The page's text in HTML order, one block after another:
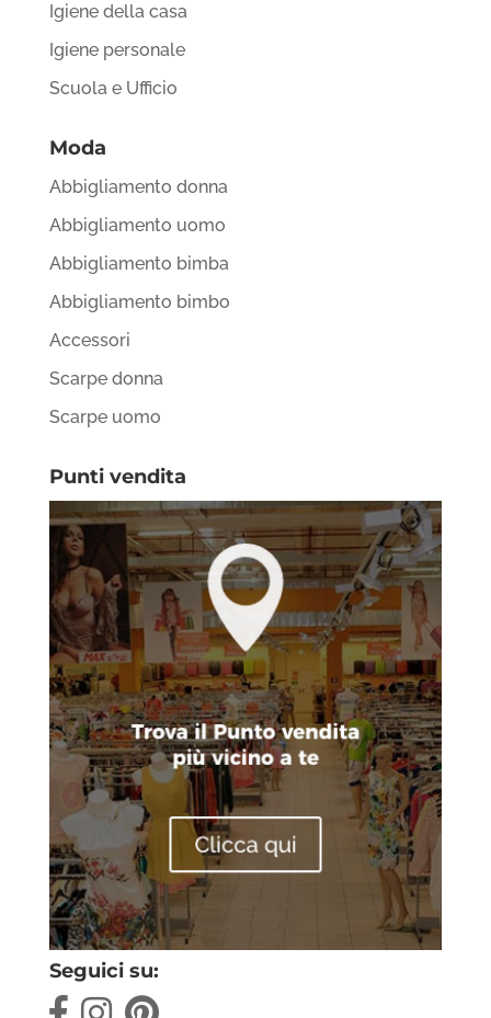
Igiene della casa
Igiene personale
Scuola e Ufficio
Moda
Abbigliamento donna
Abbigliamento uomo
Abbigliamento bimba
Abbigliamento bimbo
Accessori
Scarpe donna
Scarpe uomo
Punti vendita
Seguici su: